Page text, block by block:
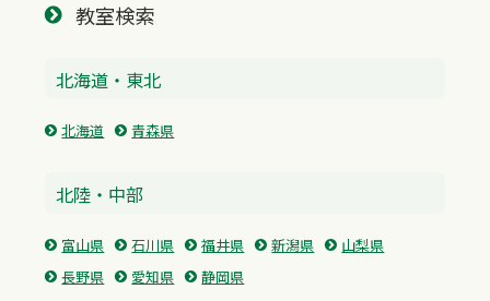
教室検索
北海道・東北
北海道 青森県
北陸・中部
富山県 石川県 福井県 新潟県
山梨県
長野県
愛知県 静岡県